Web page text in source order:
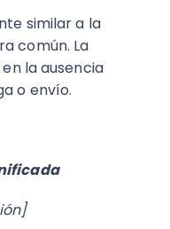
similar a la
común. La
la ausencia
o envío.